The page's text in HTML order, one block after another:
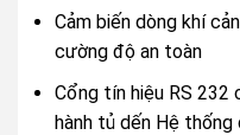
Cảm biến dòng khí
cường độ an toàn
Cổng tín hiệu RS 232
hành tủ dến Hệ thống